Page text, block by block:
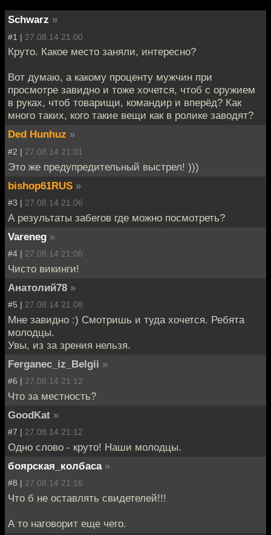
Schwarz »
#1 | 27.08.14 21:00
Круто. Какое место заняли, интересно?
Вот думаю, а какому проценту мужчин при
просмотре завидно и тоже хочется, чтоб с оружием
в руках, чтоб товарищи, командир и вперёд? Как
много таких, кого такие вещи как в ролике заводят?
Ded Hunhuz »
#2 | 27.08.14 21:01
Это же предупредительный выстрел! )))
bishop61RUS »
#3 | 27.08.14 21:06
А результаты забегов где можно посмотреть?
Vareneg »
#4 | 27.08.14 21:06
Чисто викинги!
Анатолий78 »
#5 | 27.08.14 21:08
Мне завидно :) Смотришь и туда хочется. Ребята
молодцы.
Увы, из за зрения нельзя.
Ferganec_iz_Belgii »
#6 | 27.08.14 21:12
Что за местность?
GoodKat »
#7 | 27.08.14 21:12
Одно слово - круто! Наши молодцы.
боярская_колбаса »
#8 | 27.08.14 21:16
Что б не оставлять свидетелей!!!
А то наговорит еще чего.